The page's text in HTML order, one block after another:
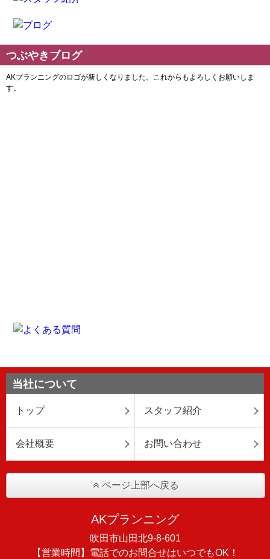
つぶやきブログ
当社について
トップ スタッフ紹介
会社概要 お問い合わせ
ページ上部へ戻る
AKプランニング
吹田市山田北9-8-601
【営業時間】電話でのお問合せはいつでもOK！